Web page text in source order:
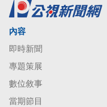
內容
即時新聞
專題策展
數位敘事
當期節目